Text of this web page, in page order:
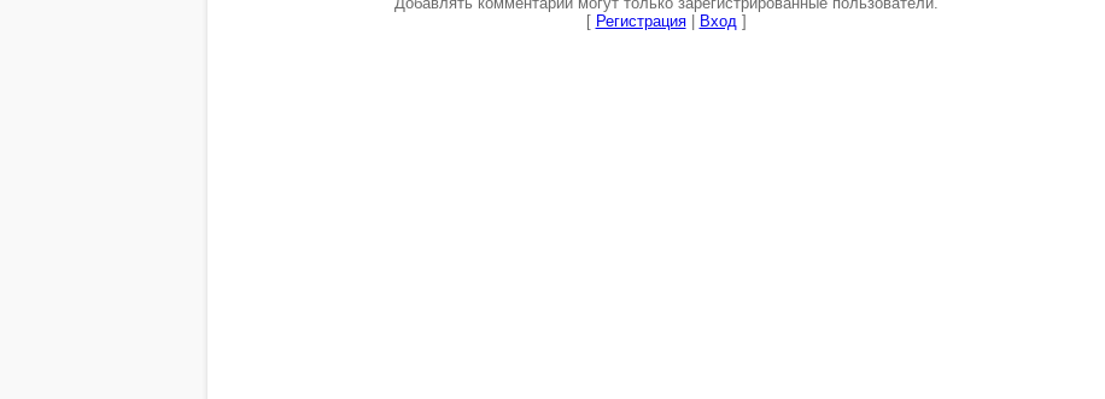
[ Регистрация| Вход]